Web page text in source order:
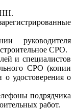
руководителя
СРО.
и специалистов
СРО (копии
удостоверения о
подрядчика
работ.